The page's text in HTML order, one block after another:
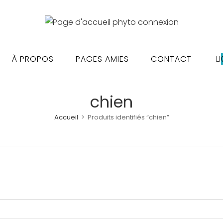
À PROPOS PAGES AMIES CONTACT
chien
Accueil > Produits identifiés “chien”